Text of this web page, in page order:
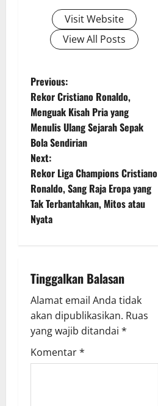
Visit Website
View All Posts
P
o
s
t
n
a
i
g
a
t
i
Previous:
Rekor Cristiano Ronaldo,
Menguak Kisah Pria yang
Menulis Ulang Sejarah Sepak
Bola Sendirian
Next:
Rekor Liga Champions Cristiano
Ronaldo, Sang Raja Eropa yang
Tak Terbantahkan, Mitos atau
Nyata
Tinggalkan Balasan
Alamat email Anda tidak
akan dipublikasikan. Ruas
yang wajib ditandai *
Komentar*